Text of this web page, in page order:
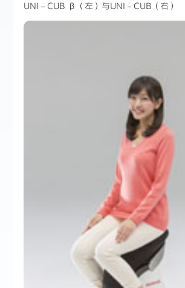
UNI－CUB β（左）与UNI－CUB（右）